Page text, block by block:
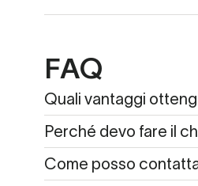
FAQ
Quali vantaggi
Perché devo fare il
Come posso